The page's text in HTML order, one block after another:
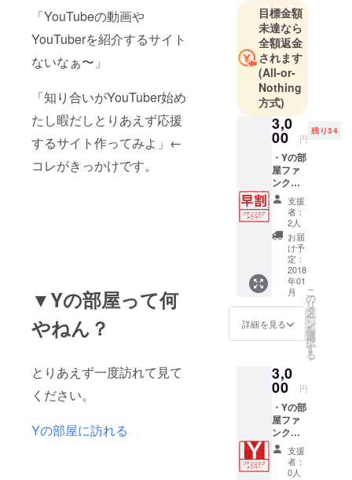
「YouTubeの動画や
YouTuberを紹介するサイト
ないなぁ〜」
「知り合いがYouTuber始め
たし暇だしとりあえず応援
するサイト作ってみよ」←
コレがきっかけです。
▼Yの部屋って何
やねん？
とりあえず一度訪れて見て
ください。
Yの部屋に訪れる
目標金額
未達なら
全額返金
されます
(All-or-
Nothing
方式)
3,0
00 円
残り34
・Yの部
屋ファ
ンクラ
ブ会員
番号
00011
番以降
・Yの部
屋ファ
ンクラ
ブ会員
１年間
有効 ・
Yの部屋
会員
カード
想カー
ド) ・Y
の部屋
にお名
前また
はチャ
ンネル
名が記
載され
支援
者：
2人
お届
け予
定：
2018
年01
月
詳細を見る
こ
の
リ
タ
ー
ン
を
選
択
す
る
3,0
00 円
・Yの部
屋ファ
ンクラ
ブ会員
番号
00011
支援
者：
0人